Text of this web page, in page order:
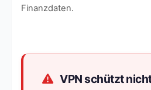
Finanzdaten.
VPN schützt